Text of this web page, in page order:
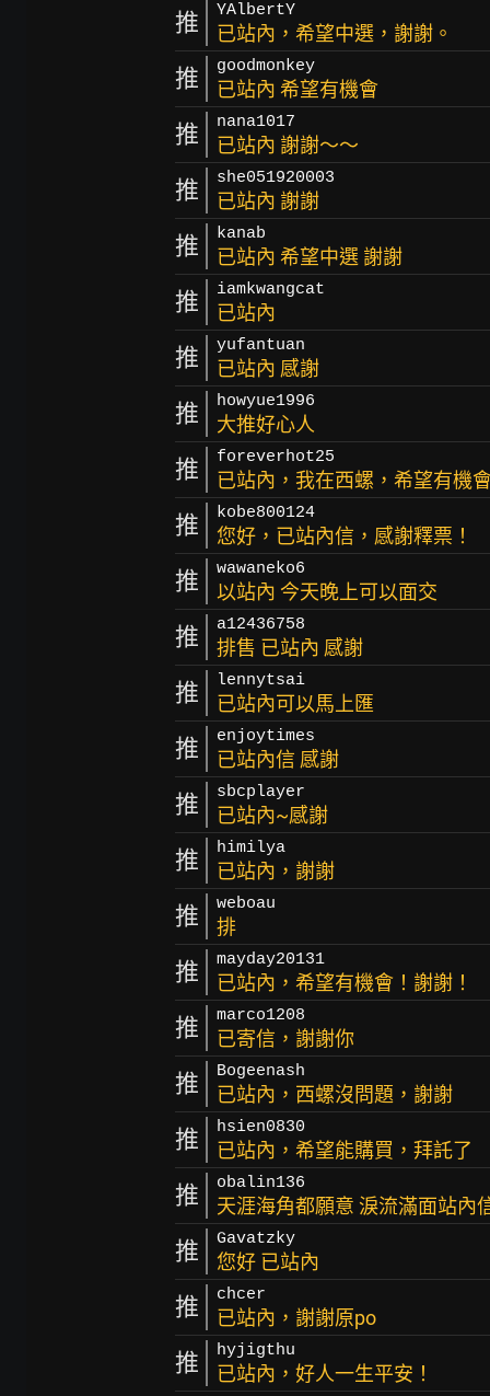
推 YAlbertY
已站內，希望中選，謝謝。
推 goodmonkey
已站內 希望有機會
推 nana1017
已站內 謝謝～～
推 she051920003
已站內 謝謝
推 kanab
已站內 希望中選 謝謝
推 iamkwangcat
已站內
推 yufantuan
已站內 感謝
推 howyue1996
大推好心人
推 foreverhot25
已站內，我在西螺，希望有機
推 kobe800124
您好，已站內信，感謝釋票！
推 wawaneko6
以站內 今天晚上可以面交
推 a12436758
排售 已站內 感謝
推 lennytsai
已站內可以馬上匯
推 enjoytimes
已站內信 感謝
推 sbcplayer
已站內~感謝
推 himilya
已站內，謝謝
推 weboau
排
推 mayday20131
已站內，希望有機會！謝謝！
推 marco1208
已寄信，謝謝你
推 Bogeenash
已站內，西螺沒問題，謝謝
推 hsien0830
已站內，希望能購買，拜託了
推 obalin136
天涯海角都願意 淚流滿面站內
推 Gavatzky
您好 已站內
推 chcer
已站內，謝謝原po
推 hyjigthu
已站內，好人一生平安！